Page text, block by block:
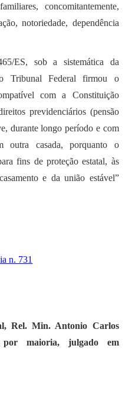
concomitantemente,
notoriedade, dependência
ES, sob a sistemática da
Tribunal Federal firmou o
com a Constituição
previdenciários (pensão
durante longo período e com
outra casada, porquanto o
fins de proteção estatal, às
e da união estável”
n. 731
Rel. Min. Antonio Carlos
por maioria, julgado em